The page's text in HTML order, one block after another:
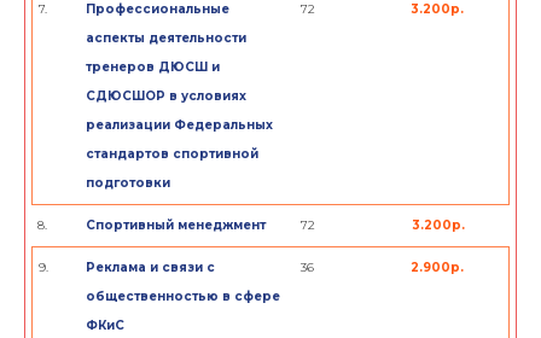
7.
Профессиональные
аспекты деятельности
тренеров ДЮСШ и
СДЮСШОР в условиях
реализации Федеральных
стандартов спортивной
подготовки
72 3.200р.
8. Спортивный менеджмент 72 3.200р.
9.
Реклама и связи с
общественностью в сфере
ФКиС
36 2.900р.